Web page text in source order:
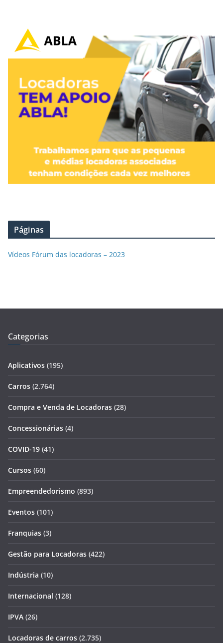
Páginas
Vídeos Fórum das locadoras – 2023
Categorias
Aplicativos (195)
Carros (2.764)
Compra e Venda de Locadoras (28)
Concessionárias (4)
COVID-19 (41)
Cursos (60)
Empreendedorismo (893)
Eventos (101)
Franquias (3)
Gestão para Locadoras (422)
Indústria (10)
Internacional (128)
IPVA (26)
Locadoras de carros (2.735)